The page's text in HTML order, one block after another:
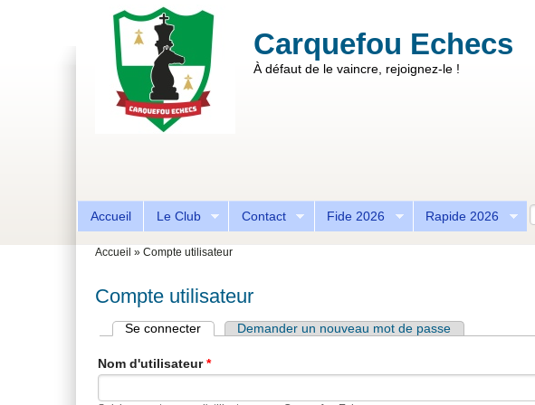
Aller au contenu principal
Carquefou Echecs
À défaut de le vaincre, rejoignez-le !
Accueil Le Club Contact Fide 2026 Rapide 2026
Formulaire de recherche
Vous êtes ici
Accueil » Compte utilisateur
Compte utilisateur
Onglets principaux
Se connecter (onglet actif)Demander un nouveau mot de passe
Nom d'utilisateur *